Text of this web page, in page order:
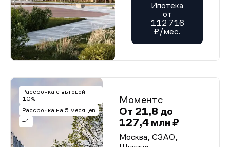
Ипотека
от
112 716
₽/мес.
Рассрочка с выгодой
10%
Рассрочка на 5 месяцев
+1
Моментс
От 21,8 до
127,4 млн ₽
Москва, СЗАО,